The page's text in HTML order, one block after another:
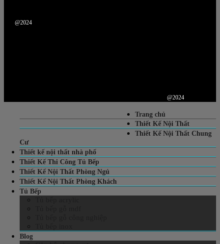
@2024
@2024
Trang chủ
Thiết Kế Nội Thất
Thiết Kế Nội Thất Chung
Cư
Thiết kế nội thất nhà phố
Thiết Kế Thi Công Tủ Bếp
Thiết Kế Nội Thất Phòng Ngủ
Thiết Kế Nội Thất Phòng Khách
Tủ Bếp
Blog